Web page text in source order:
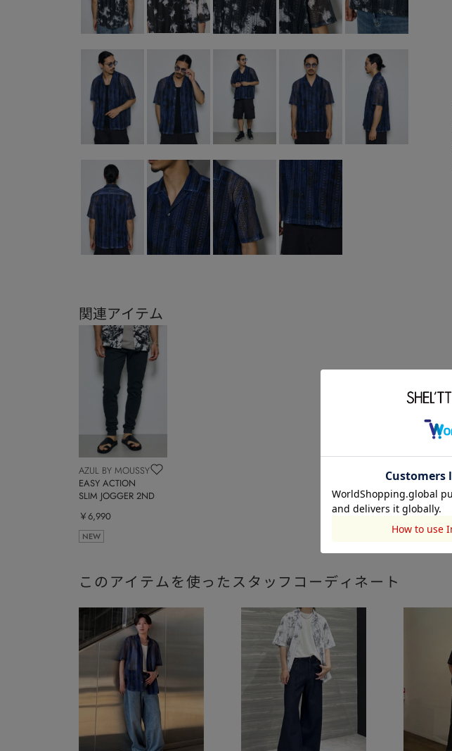
関連アイテム
AZUL BY MOUSSY
EASY ACTION
SLIM JOGGER 2ND
￥6,990
NEW
このアイテムを使ったスタッフコーディネート